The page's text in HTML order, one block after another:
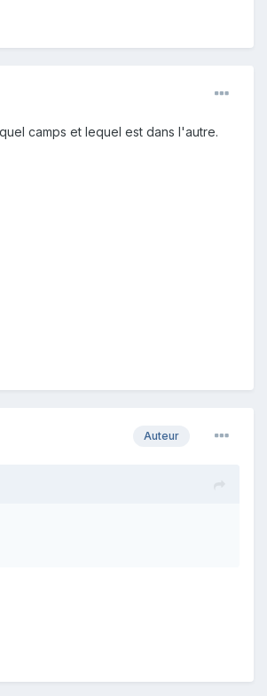
camps et lequel est dans l'autre.
Auteur